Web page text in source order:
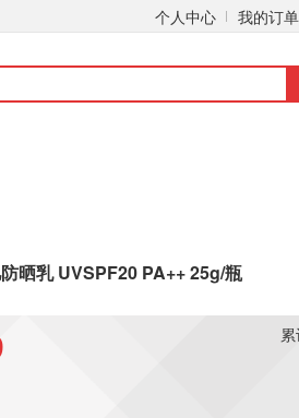
个人中心 我的订单
晒乳 UVSPF20 PA++ 25g/瓶